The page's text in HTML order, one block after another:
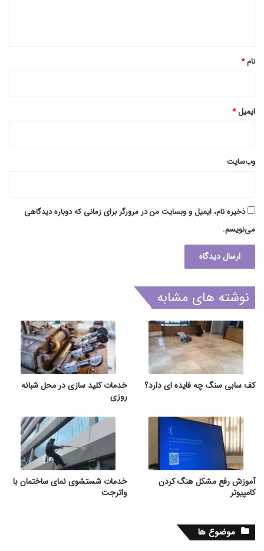
نام*
ایمیل*
وب‌سایت
ذخیره نام، ایمیل و وبسایت من در مرورگر برای زمانی که دوباره دیدگاهی
می‌نویسم.
نوشته های مشابه
کف سابی سنگ چه فایده ای دارد؟
خدمات کلید سازی در محل شبانه
روزی
آموزش رفع مشکل هنگ کردن
کامپیوتر
خدمات شستشوی نمای ساختمان با
واترجت
موضوع ها